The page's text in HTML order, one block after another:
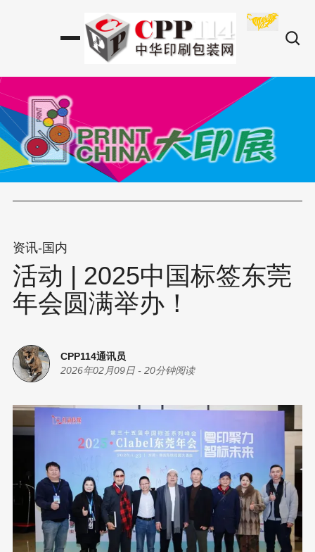
资讯-国内
活动 | 2025中国标签东莞
年会圆满举办！
CPP114通讯员
2026年02月09日 - 20分钟阅读